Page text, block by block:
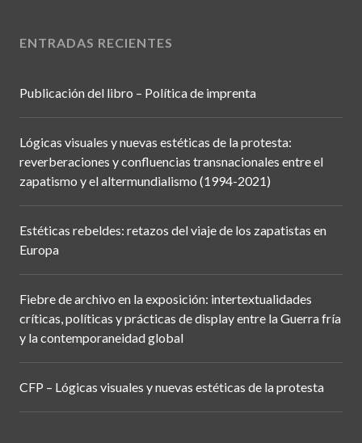
ENTRADAS RECIENTES
Publicación del libro – Política de imprenta
Lógicas visuales y nuevas estéticas de la protesta:
reverberaciones y confluencias transnacionales entre el
zapatismo y el altermundialismo (1994-2021)
Estéticas rebeldes: retazos del viaje de los zapatistas en
Europa
Fiebre de archivo en la exposición: intertextualidades
críticas, políticas y prácticas de display entre la Guerra fría
y la contemporaneidad global
CFP – Lógicas visuales y nuevas estéticas de la protesta